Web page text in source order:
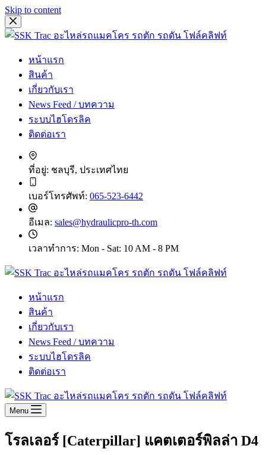
Skip to content
หน้าแรก
สินค้า
เกี่ยวกับเรา
News Feed / บทความ
ระบบไฮโดรลิค
ติดต่อเรา
ที่อยู่: ชลบุรี, ประเทศไทย
เบอร์โทรศัพท์: 065-523-6442
อีเมล: sales@hydraulicpro-th.com
เวลาทำการ: Mon - Sat: 10 AM - 8 PM
หน้าแรก
สินค้า
เกี่ยวกับเรา
News Feed / บทความ
ระบบไฮโดรลิค
ติดต่อเรา
Menu
โรลเลอร์ [Caterpillar] แคตเตอร์พิลล่า D4